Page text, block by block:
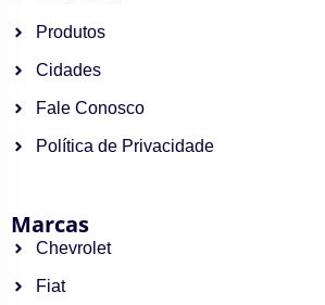
Produtos
Cidades
Fale Conosco
Política de Privacidade
Marcas
Chevrolet
Fiat